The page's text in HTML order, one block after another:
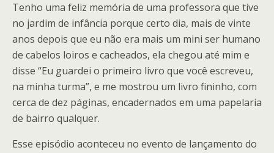
Tenho uma feliz memória de uma professora que tive
no jardim de infância porque certo dia, mais de vinte
anos depois que eu não era mais um mini ser humano
de cabelos loiros e cacheados, ela chegou até mim e
disse “Eu guardei o primeiro livro que você escreveu,
na minha turma”, e me mostrou um livro fininho, com
cerca de dez páginas, encadernados em uma papelaria
de bairro qualquer.
Esse episódio aconteceu no evento de lançamento do